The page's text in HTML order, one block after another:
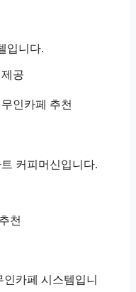
입니다.
공
인카페 추천
커피머신입니다.
천
카페 시스템입니